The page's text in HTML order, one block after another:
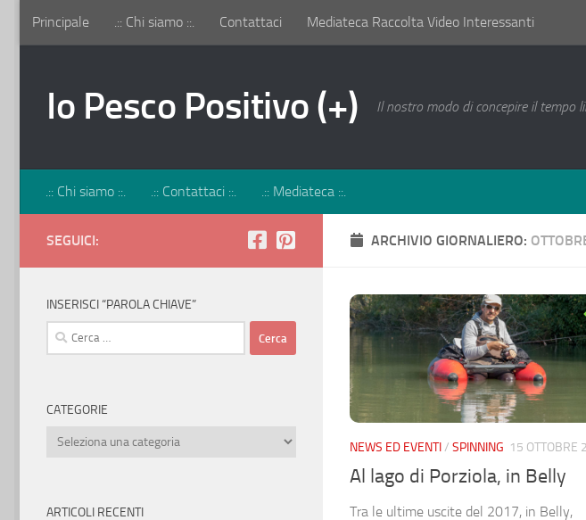
Salta al contenuto
Principale .:: Chi siamo ::. Contattaci Mediateca Raccolta Video Interessanti
Io Pesco Positivo (+) Il nostro modo di concepire il tempo
.:: Chi siamo ::. .:: Contattaci ::. .:: Mediateca ::.
ARCHIVIO GIORNALIERO:
NEWS ED EVENTI/ SPINNING 15 OTTOBRE
Al lago di Porziola, in Belly
Tra le ultime uscite del 2017, in Belly,
SEGUICI:
INSERISCI “PAROLA CHIAVE”
Ricerca
per:
CATEGORIE
Categorie
ARTICOLI RECENTI